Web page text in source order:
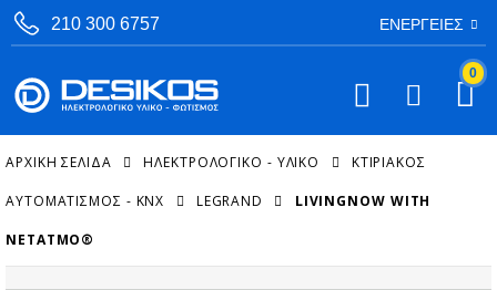
210 300 6757 ΕΝΈΡΓΕΙΕΣ
0
ΑΡΧΙΚΉ ΣΕΛΊΔΑ ΗΛΕΚΤΡΟΛΟΓΙΚΟ - ΥΛΙΚΟ ΚΤΙΡΙΑΚΌΣ
ΑΥΤΟΜΑΤΙΣΜΌΣ - KNX LEGRAND LIVINGNOW WITH
NETATMO®